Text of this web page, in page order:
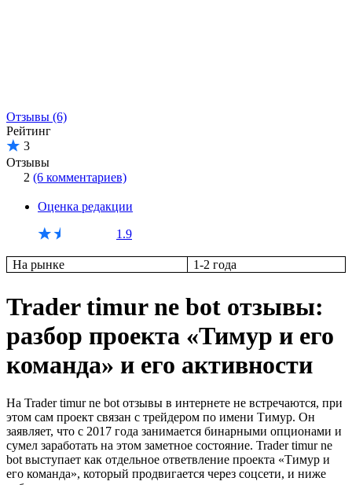
Отзывы (6)
Рейтинг
3
Отзывы
2 (6 комментариев)
Оценка редакции
1.9
На рынке 1-2 года
Trader timur ne bot отзывы:
разбор проекта «Тимур и его
команда» и его активности
На Trader timur ne bot отзывы в интернете не встречаются, при
этом сам проект связан с трейдером по имени Тимур. Он
заявляет, что с 2017 года занимается бинарными опционами и
сумел заработать на этом заметное состояние. Trader timur ne
bot выступает как отдельное ответвление проекта «Тимур и
его команда», который продвигается через соцсети, и ниже